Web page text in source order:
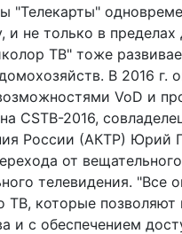
"Телекарты"
и не только в
ТВ" тоже
В 2016 г.
VoD и
CSTB-2016,
России (АКТР) Юрий
от
телевидения. "Все
ТВ, которые
и с обеспечением